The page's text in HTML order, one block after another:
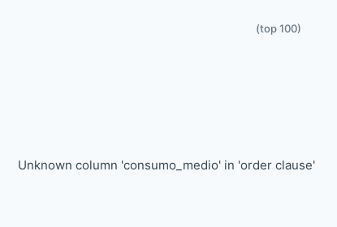
(top 100)
Unknown column 'consumo_medio' in 'order clause'